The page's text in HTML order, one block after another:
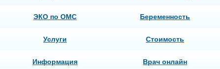
ЭКО по ОМС Беременность
Услуги Стоимость
Информация Врач онлайн